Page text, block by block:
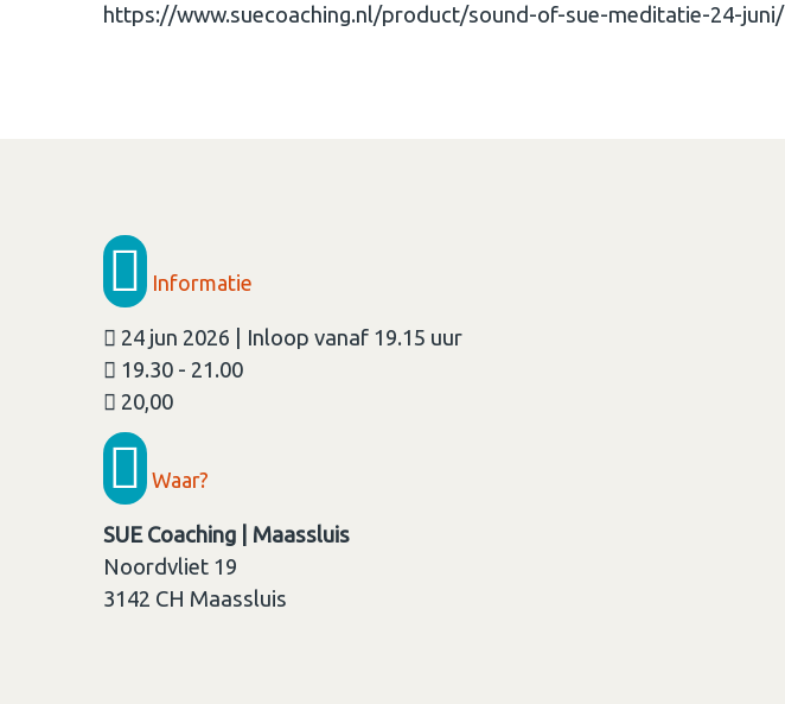
https://www.suecoaching.nl/product/sound-of-sue-meditatie-24-juni/
Informatie
24 jun 2026 | Inloop vanaf 19.15 uur
19.30 - 21.00
20,00
Waar?
SUE Coaching | Maassluis
Noordvliet 19
3142 CH Maassluis